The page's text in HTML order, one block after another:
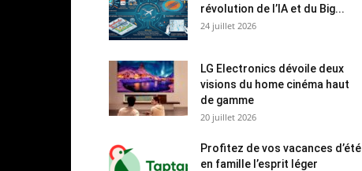
révolution de l’IA et du Big...
24 juillet 2026
LG Electronics dévoile deux
visions du home cinéma haut
de gamme
20 juillet 2026
Profitez de vos vacances d’été
en famille l’esprit léger